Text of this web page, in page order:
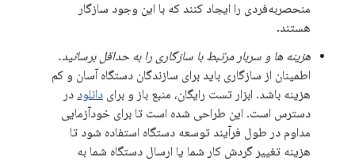
منحصربه‌فردی را ایجاد کنند که با این وجود سازگار
هستند.
هزینه ها و سربار مرتبط با سازگاری را به حداقل برسانید.
اطمینان از سازگاری باید برای سازندگان دستگاه آسان و کم
هزینه باشد. ابزار تست رایگان، منبع باز و برای دانلود در
دسترس است. این طراحی شده است تا برای خودآزمایی
مداوم در طول فرآیند توسعه دستگاه استفاده شود تا
هزینه تغییر گردش کار شما یا ارسال دستگاه شما به